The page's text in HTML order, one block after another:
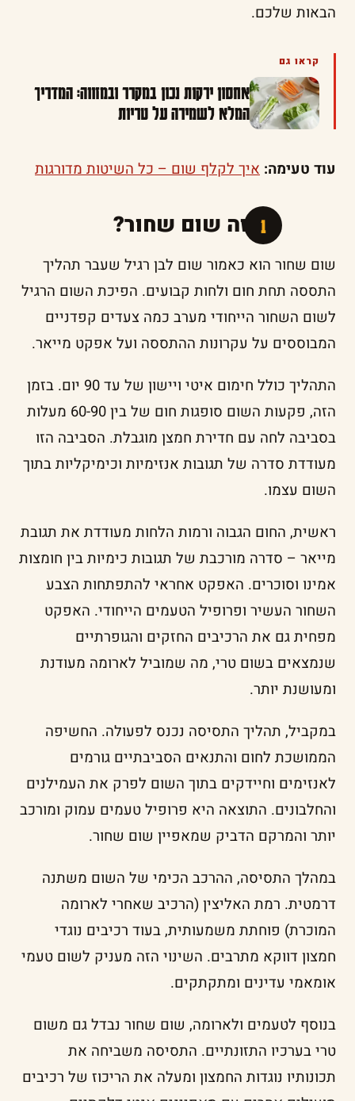
הבאות שלכם.
קראו גם
אחסון ירקות נכון במקרר ובמזווה: המדריך
המלא לשמירה על טריות
עוד טעימה: איך לקלף שום – כל השיטות מדורגות
מה זה שום שחור?
שום שחור הוא כאמור שום לבן רגיל שעבר תהליך
התססה תחת חום ולחות קבועים. הפיכת השום הרגיל
לשום השחור הייחודי מערב כמה צעדים קפדניים
המבוססים על עקרונות ההתססה ועל אפקט מייאר.
התהליך כולל חימום איטי ויישון של עד 90 יום. בזמן
הזה, פקעות השום סופגות חום של בין 60-90 מעלות
בסביבה לחה עם חדירת חמצן מוגבלת. הסביבה הזו
מעודדת סדרה של תגובות אנזימיות וכימיקליות בתוך
השום עצמו.
ראשית, החום הגבוה ורמות הלחות מעודדת את תגובת
מייאר – סדרה מורכבת של תגובות כימיות בין חומצות
אמינו וסוכרים. האפקט אחראי להתפתחות הצבע
השחור העשיר ופרופיל הטעמים הייחודי. האפקט
מפחית גם את הרכיבים החזקים והגופרתיים
שנמצאים בשום טרי, מה שמוביל לארומה מעודנת
ומעושנת יותר.
במקביל, תהליך התסיסה נכנס לפעולה. החשיפה
הממושכת לחום והתנאים הסביבתיים גורמים
לאנזימים וחיידקים בתוך השום לפרק את העמילנים
והחלבונים. התוצאה היא פרופיל טעמים עמוק ומורכב
יותר והמרקם הדביק שמאפיין שום שחור.
במהלך התסיסה, ההרכב הכימי של השום משתנה
דרמטית. רמת האליצין (הרכיב שאחרי לארומה
המוכרת) פוחתת משמעותית, בעוד רכיבים נוגדי
חמצון דווקא מתרבים. השינוי הזה מעניק לשום טעמי
אומאמי עדינים ומתקתקים.
בנוסף לטעמים ולארומה, שום שחור נבדל גם משום
טרי בערכיו התזונתיים. התסיסה משביחה את
תכונותיו נוגדות החמצון ומעלה את הריכוז של רכיבים